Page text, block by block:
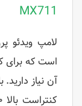
MX711
است که برای